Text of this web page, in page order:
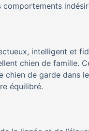
comportements
intelligent et
chien de famille.
de garde dans
équilibré.